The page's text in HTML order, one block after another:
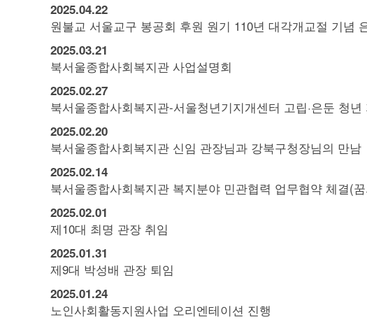
2025.04.22
원불교 서울교구 봉공회 후원 원기 110년 대각개교절 기념
2025.03.21
북서울종합사회복지관 사업설명회
2025.02.27
북서울종합사회복지관-서울청년기지개센터 고립·은둔 청
2025.02.20
북서울종합사회복지관 신임 관장님과 강북구청장님의 만남
2025.02.14
북서울종합사회복지관 복지분야 민관협력 업무협약 체결(
2025.02.01
제10대 최명 관장 취임
2025.01.31
제9대 박성배 관장 퇴임
2025.01.24
노인사회활동지원사업 오리엔테이션 진행